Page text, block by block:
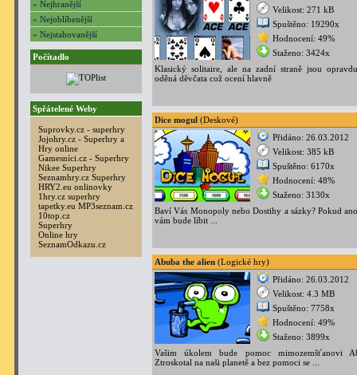
» Nejhranější
» Nejoblíbenější
» Nejstahovanější
Počítadlo
Spřátelené Weby
Suprovky.cz - superhry
Jojohry.cz - Superhry a
Hry online
Gamesníci.cz - Superhry
Nikee Superhry
Seznamhry.cz Superhry
HRY2.eu onlinovky
1hry.cz superhry
tapetky.eu MP3seznam.cz
10top.cz
Superhry
Online hry
SeznamOdkazu.cz
Velikost: 271 kB
Spuštěno: 19290x
Hodnocení: 49%
Staženo: 3424x
Klasický solitaire, ale na zadní straně jsou
oděná děvčata což ocení hlavně
Dice mogul (Deskové)
Přidáno: 26.03.2012
Velikost: 385 kB
Spuštěno: 6170x
Hodnocení: 48%
Staženo: 3130x
Baví Vás Monopoly nebo Dostihy a sázky? Pokud
vám bude líbit ...
Abuba the alien (Logické hry)
Přidáno: 26.03.2012
Velikost: 4.3 MB
Spuštěno: 7758x
Hodnocení: 49%
Staženo: 3899x
Vašim úkolem bude pomoc mimozemšťanovi
Ztroskotal na naši planetě a bez pomoci se ...